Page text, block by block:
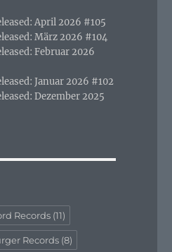
April 2026 #105
März 2026 #104
Februar 2026
Januar 2026 #102
Dezember 2025
Records(11)
Records(8)